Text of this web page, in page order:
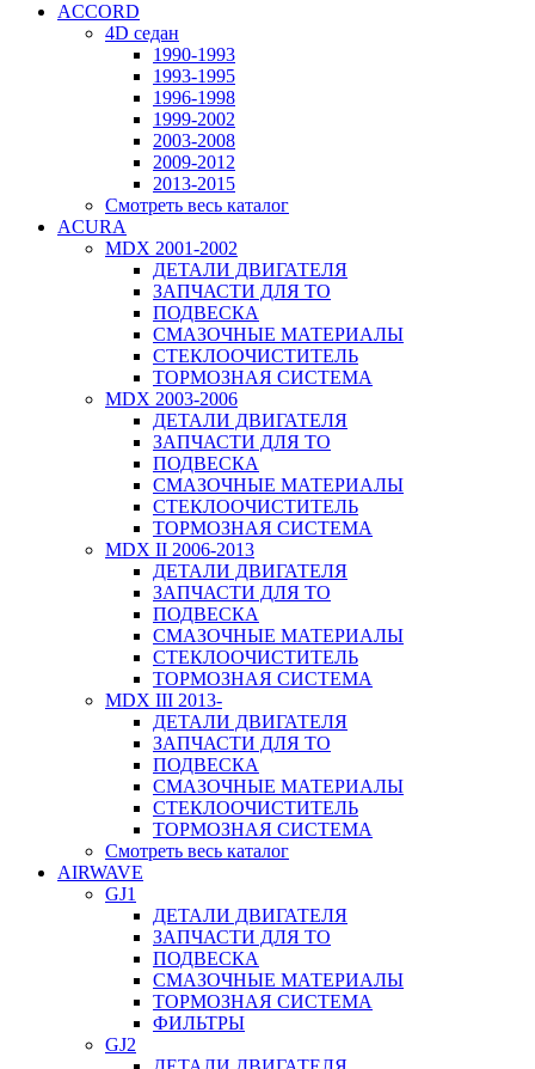
ACCORD
4D седан
1990-1993
1993-1995
1996-1998
1999-2002
2003-2008
2009-2012
2013-2015
Смотреть весь каталог
ACURA
MDX 2001-2002
ДЕТАЛИ ДВИГАТЕЛЯ
ЗАПЧАСТИ ДЛЯ ТО
ПОДВЕСКА
СМАЗОЧНЫЕ МАТЕРИАЛЫ
СТЕКЛООЧИСТИТЕЛЬ
ТОРМОЗНАЯ СИСТЕМА
MDX 2003-2006
ДЕТАЛИ ДВИГАТЕЛЯ
ЗАПЧАСТИ ДЛЯ ТО
ПОДВЕСКА
СМАЗОЧНЫЕ МАТЕРИАЛЫ
СТЕКЛООЧИСТИТЕЛЬ
ТОРМОЗНАЯ СИСТЕМА
MDX II 2006-2013
ДЕТАЛИ ДВИГАТЕЛЯ
ЗАПЧАСТИ ДЛЯ ТО
ПОДВЕСКА
СМАЗОЧНЫЕ МАТЕРИАЛЫ
СТЕКЛООЧИСТИТЕЛЬ
ТОРМОЗНАЯ СИСТЕМА
MDX III 2013-
ДЕТАЛИ ДВИГАТЕЛЯ
ЗАПЧАСТИ ДЛЯ ТО
ПОДВЕСКА
СМАЗОЧНЫЕ МАТЕРИАЛЫ
СТЕКЛООЧИСТИТЕЛЬ
ТОРМОЗНАЯ СИСТЕМА
Смотреть весь каталог
AIRWAVE
GJ1
ДЕТАЛИ ДВИГАТЕЛЯ
ЗАПЧАСТИ ДЛЯ ТО
ПОДВЕСКА
СМАЗОЧНЫЕ МАТЕРИАЛЫ
ТОРМОЗНАЯ СИСТЕМА
ФИЛЬТРЫ
GJ2